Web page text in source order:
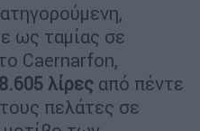
ως ταμίας σε
Caernarfon,
λίρες από πέντε
πελάτες σε